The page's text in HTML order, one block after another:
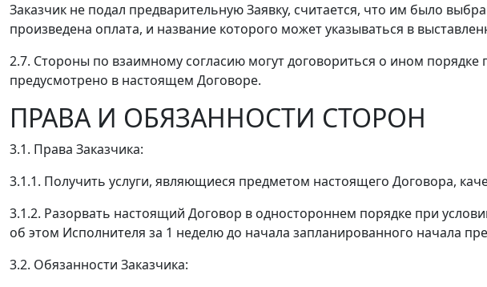
Заказчик не подал предварительную Заявку, считается, что им было
произведена оплата, и название которого может указываться в
2.7. Стороны по взаимному согласию могут договориться о ином порядке
предусмотрено в настоящем Договоре.
ПРАВА И ОБЯЗАННОСТИ СТОРОН
3.1. Права Заказчика:
3.1.1. Получить услуги, являющиеся предметом настоящего Договора,
3.1.2. Разорвать настоящий Договор в одностороннем порядке при
об этом Исполнителя за 1 неделю до начала запланированного начала
3.2. Обязанности Заказчика: